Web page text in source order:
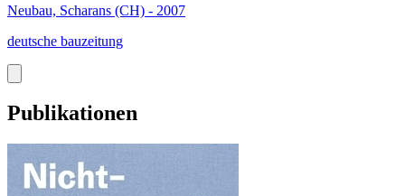
Neubau, Scharans (CH) - 2007
deutsche bauzeitung
Publikationen